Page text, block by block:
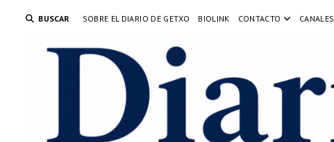
BUSCAR SOBRE EL DIARIO DE GETXO BIOLINK CONTACTO CANALES